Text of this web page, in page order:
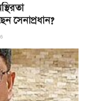
সেনাপ্রধান?